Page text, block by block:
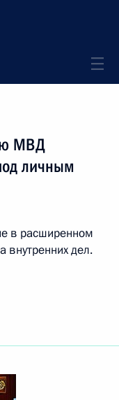
МВД
личным
в расширенном
внутренних дел.